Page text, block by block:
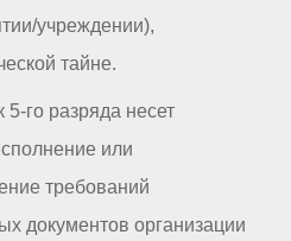
учреждении),
тайне.
го разряда несет
или
требований
документов организации